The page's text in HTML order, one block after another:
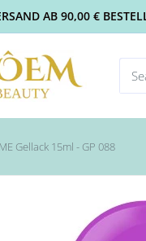
AB 90,00 €
Gellack 15ml - GP 088